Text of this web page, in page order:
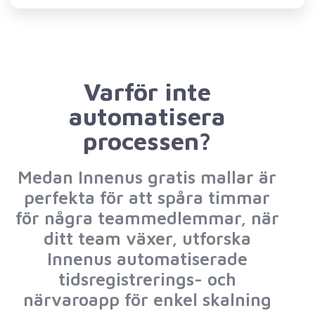
Varför inte
automatisera
processen?
Medan Innenus gratis mallar är
perfekta för att spåra timmar
för några teammedlemmar, när
ditt team växer, utforska
Innenus automatiserade
tidsregistrerings- och
närvaroapp för enkel skalning